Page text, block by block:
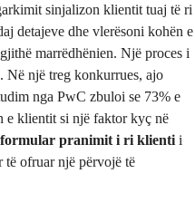
sinjalizon klientit tuaj të ri
detajeve dhe vlerësoni kohën e
marrëdhënien. Një proces i
Në një treg konkurrues, ajo
nga PwC zbuloi se 73% e
e klientit si një faktor kyç në
formular pranimit i ri klienti i
të ofruar një përvojë të